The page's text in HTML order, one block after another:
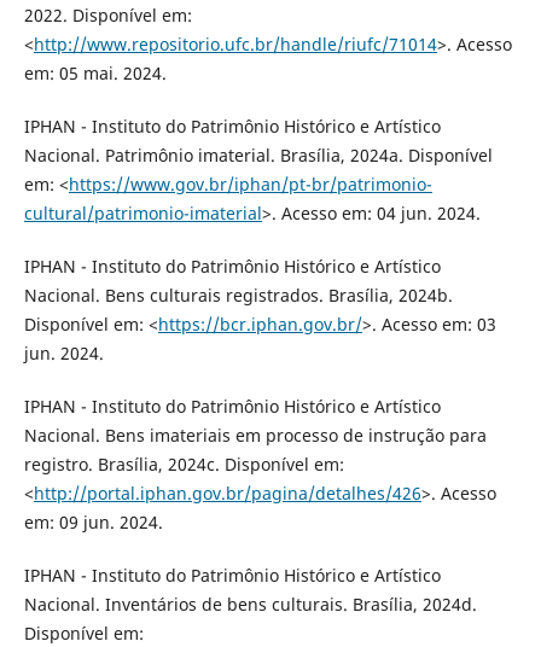
2022. Disponível em:
<http://www.repositorio.ufc.br/handle/riufc/71014>. Acesso
em: 05 mai. 2024.
IPHAN - Instituto do Patrimônio Histórico e Artístico
Nacional. Patrimônio imaterial. Brasília, 2024a. Disponível
em: <https://www.gov.br/iphan/pt-br/patrimonio-
cultural/patrimonio-imaterial>. Acesso em: 04 jun. 2024.
IPHAN - Instituto do Patrimônio Histórico e Artístico
Nacional. Bens culturais registrados. Brasília, 2024b.
Disponível em: <https://bcr.iphan.gov.br/>. Acesso em: 03
jun. 2024.
IPHAN - Instituto do Patrimônio Histórico e Artístico
Nacional. Bens imateriais em processo de instrução para
registro. Brasília, 2024c. Disponível em:
<http://portal.iphan.gov.br/pagina/detalhes/426>. Acesso
em: 09 jun. 2024.
IPHAN - Instituto do Patrimônio Histórico e Artístico
Nacional. Inventários de bens culturais. Brasília, 2024d.
Disponível em: